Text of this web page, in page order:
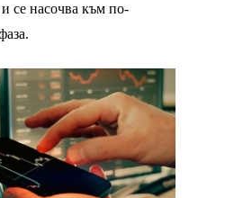
се насочва към по-